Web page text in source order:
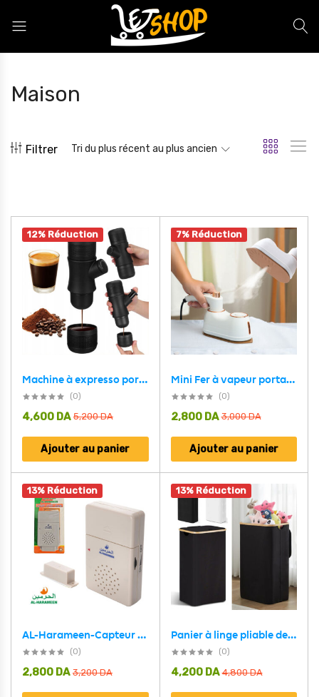
Maison
Filtrer Tri du plus récent au plus ancien
12% Réduction
Machine à expresso portable idéale pour le déplacement et et les activités de plein air – ماكينة صنع القهوة محمولة
(0)
5,200DA
4,600 DA
Ajouter au panier
7% Réduction
Mini Fer à vapeur portatif pour vêtements MY-018 – مكواة بخار محمولة
(0)
3,000DA
2,800 DA
Ajouter au panier
13% Réduction
AL-Harameen-Capteur de Porte Magnétique (adhkar/zikir) à l’ouverture de la porte – جهاز الأذكار الأتوماتيكي
(0)
3,200DA
2,800 DA
13% Réduction
Panier à linge pliable de haute qualité 70L avec couvercle – سلة أغراض منزلية
(0)
4,800DA
4,200 DA